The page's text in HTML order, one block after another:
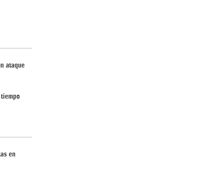
ataque
tiempo
en